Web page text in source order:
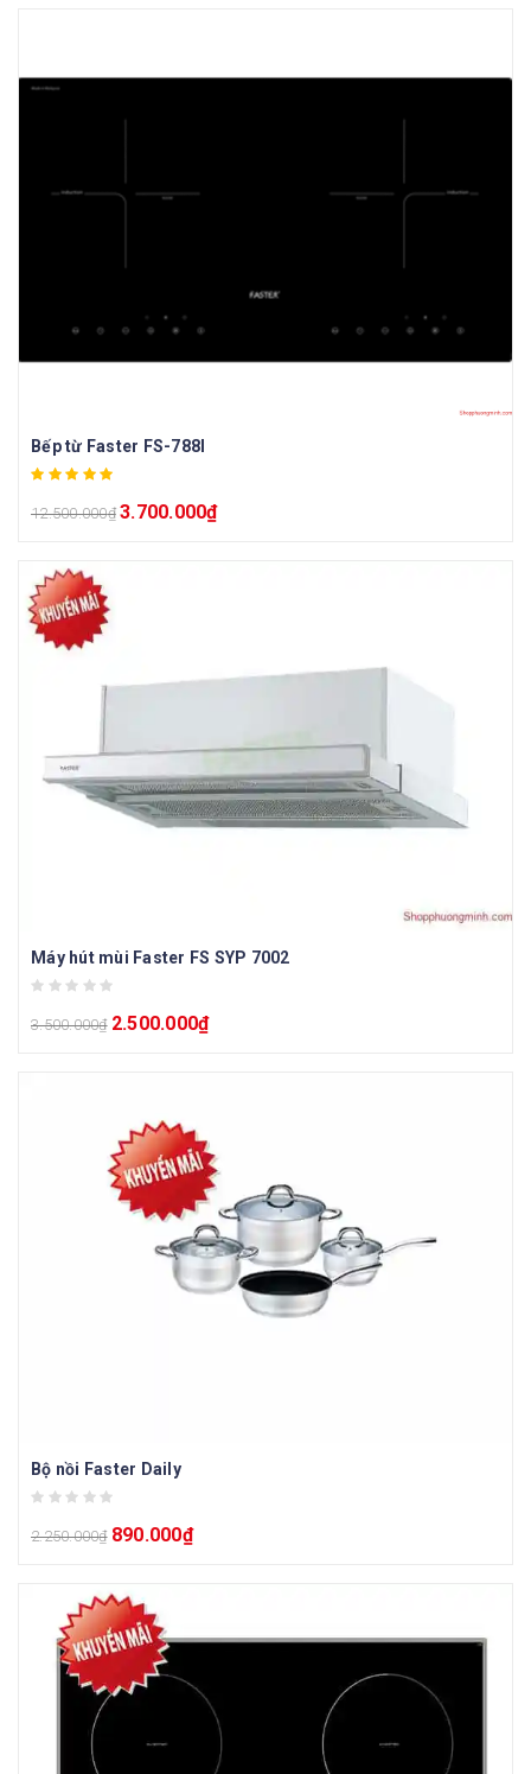
Bếp từ Faster FS-788I
12.500.000₫ 3.700.000₫
Máy hút mùi Faster FS SYP 7002
3.500.000₫ 2.500.000₫
Bộ nồi Faster Daily
2.250.000₫ 890.000₫